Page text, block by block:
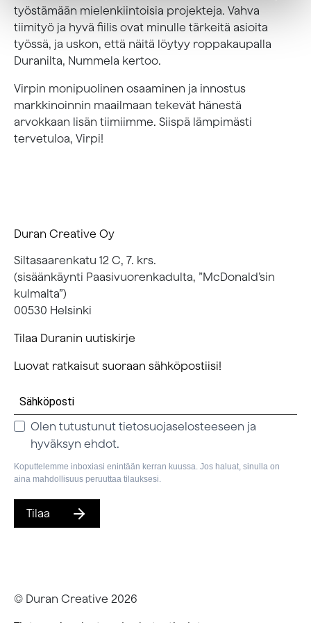
työstämään mielenkiintoisia projekteja. Vahva
tiimityö ja hyvä fiilis ovat minulle tärkeitä asioita
työssä, ja uskon, että näitä löytyy roppakaupalla
Duranilta, Nummela kertoo.
Virpin monipuolinen osaaminen ja innostus
markkinoinnin maailmaan tekevät hänestä
arvokkaan lisän tiimiimme. Siispä lämpimästi
tervetuloa, Virpi!
Duran Creative Oy
Siltasaarenkatu 12 C, 7. krs.
(sisäänkäynti Paasivuorenkadulta, ”McDonald’sin
kulmalta”)
00530 Helsinki
Tilaa Duranin uutiskirje
Luovat ratkaisut suoraan sähköpostiisi!
Olen tutustunut tietosuojaselosteeseen ja
hyväksyn ehdot.
Koputtelemme inboxiasi enintään kerran kuussa. Jos haluat, sinulla on
aina mahdollisuus peruuttaa tilauksesi.
Tilaa
© Duran Creative 2026